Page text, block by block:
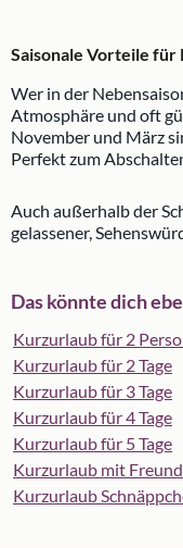
Saisonale Vorteile
Wer in der
Atmosphäre und oft
November und März
Perfekt zum
Auch außerhalb der
gelassener,
Das könnte dich
Kurzurlaub für 2
Kurzurlaub für 2 Tage
Kurzurlaub für 3 Tage
Kurzurlaub für 4 Tage
Kurzurlaub für 5 Tage
Kurzurlaub mit
Kurzurlaub